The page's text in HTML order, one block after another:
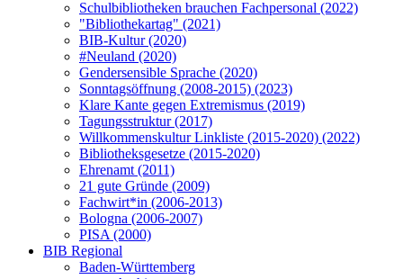
Schulbibliotheken brauchen Fachpersonal (2022)
"Bibliothekartag" (2021)
BIB-Kultur (2020)
#Neuland (2020)
Gendersensible Sprache (2020)
Sonntagsöffnung (2008-2015) (2023)
Klare Kante gegen Extremismus (2019)
Tagungsstruktur (2017)
Willkommenskultur Linkliste (2015-2020) (2022)
Bibliotheksgesetze (2015-2020)
Ehrenamt (2011)
21 gute Gründe (2009)
Fachwirt*in (2006-2013)
Bologna (2006-2007)
PISA (2000)
BIB Regional
Baden-Württemberg